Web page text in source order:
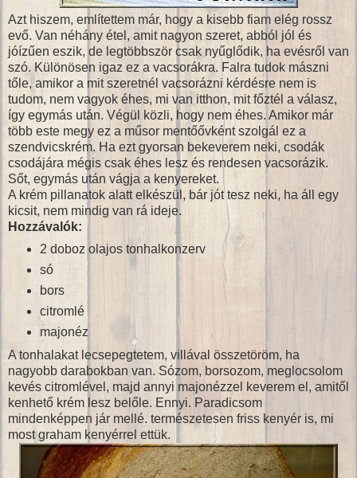
Azt hiszem, említettem már, hogy a kisebb fiam elég rossz
evő. Van néhány étel, amit nagyon szeret, abból jól és
jóízűen eszik, de legtöbbször csak nyűglődik, ha evésről van
szó. Különösen igaz ez a vacsorákra. Falra tudok mászni
tőle, amikor a mit szeretnél vacsorázni kérdésre nem is
tudom, nem vagyok éhes, mi van itthon, mit főztél a válasz,
így egymás után. Végül közli, hogy nem éhes. Amikor már
több este megy ez a műsor mentőővként szolgál ez a
szendvicskrém. Ha ezt gyorsan bekeverem neki, csodák
csodájára mégis csak éhes lesz és rendesen vacsorázik.
Sőt, egymás után vágja a kenyereket.
A krém pillanatok alatt elkészül, bár jót tesz neki, ha áll egy
kicsit, nem mindig van rá ideje.
Hozzávalók:
2 doboz olajos tonhalkonzerv
só
bors
citromlé
majonéz
A tonhalakat lecsepegtetem, villával összetöröm, ha
nagyobb darabokban van. Sózom, borsozom, meglocsolom
kevés citromlével, majd annyi majonézzel keverem el, amitől
kenhető krém lesz belőle. Ennyi. Paradicsom
mindenképpen jár mellé. természetesen friss kenyér is, mi
most graham kenyérrel ettük.